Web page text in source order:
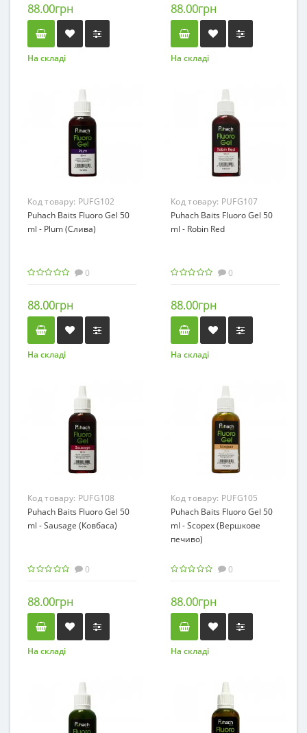
88.00грн
На складі
88.00грн
На складі
Код товару: PUFG102
Puhach Baits Fluoro Gel 50
ml - Plum (Слива)
0
88.00грн
На складі
Код товару: PUFG107
Puhach Baits Fluoro Gel 50
ml - Robin Red
0
88.00грн
На складі
Код товару: PUFG108
Puhach Baits Fluoro Gel 50
ml - Sausage (Ковбаса)
0
88.00грн
На складі
Код товару: PUFG105
Puhach Baits Fluoro Gel 50
ml - Scopex (Вершкове
печиво)
0
88.00грн
На складі